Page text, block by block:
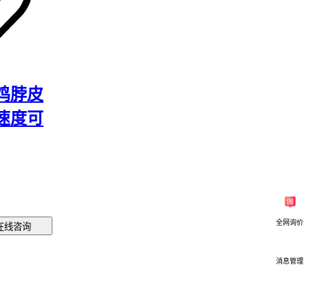
空间。
两个要
续作业
失效。
轴承等
纹滑丝
显，若
过
脖皮
度可
线咨询 全网询价
消息管理